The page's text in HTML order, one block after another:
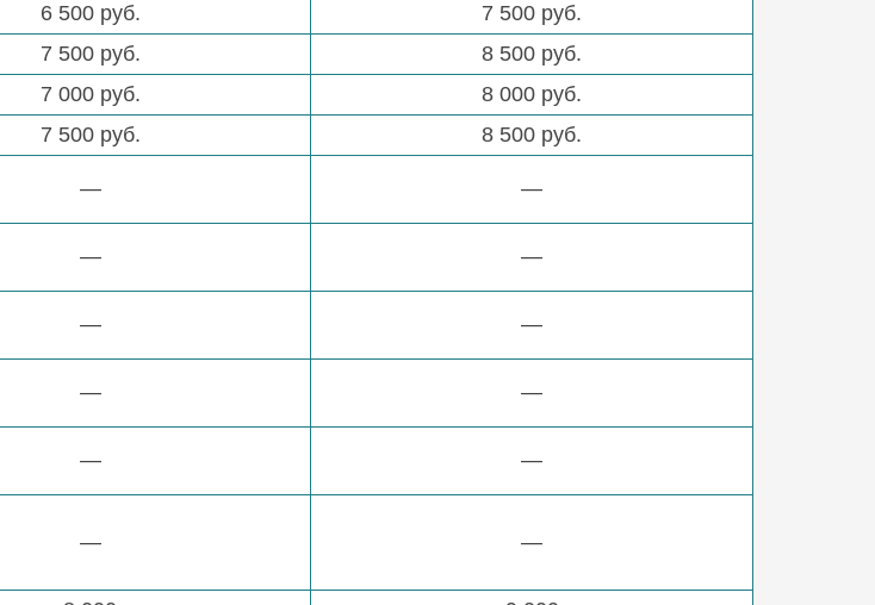
6 500 руб.
7 500 руб.
7 500 руб.
8 500 руб.
7 000 руб.
8 000 руб.
7 500 руб.
8 500 руб.
— —
— —
— —
— —
— —
— —